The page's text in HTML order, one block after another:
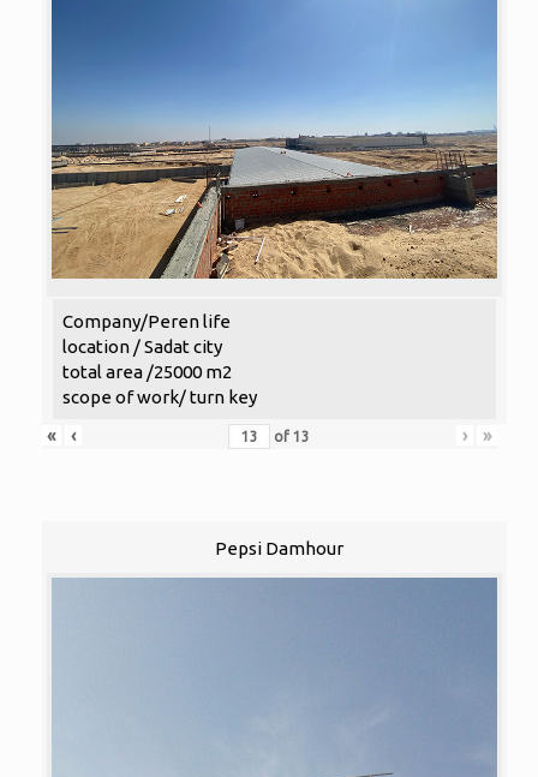
Company/Peren life
location / Sadat city
total area /25000 m2
scope of work/ turn key
«
‹ of 13 › »
Pepsi Damhour